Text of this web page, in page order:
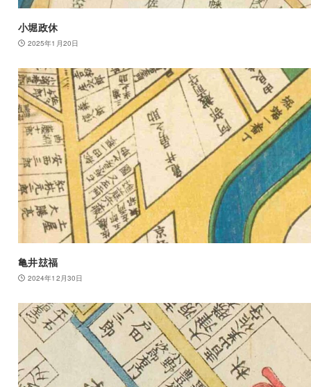
小堀政休
2025年1月20日
亀井玆福
2024年12月30日